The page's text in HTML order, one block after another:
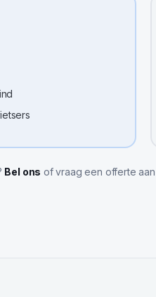
Bel ons of vraag een offerte